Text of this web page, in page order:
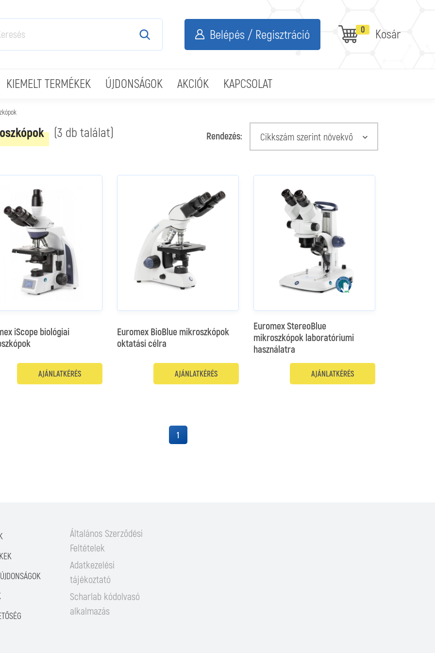
Belépés / Regisztráció Kosár
0
KIEMELT TERMÉKEK ÚJDONSÁGOK AKCIÓK KAPCSOLAT
(3 db találat) Rendezés: Cikkszám szerint növekvő
iScope biológiai
AJÁNLATKÉRÉS
Euromex BioBlue mikroszkópok
oktatási célra
AJÁNLATKÉRÉS
Euromex StereoBlue
mikroszkópok laboratóriumi
használatra
AJÁNLATKÉRÉS
1
Általános Szerződési
Feltételek
Adatkezelési
tájékoztató
Scharlab kódolvasó
alkalmazás